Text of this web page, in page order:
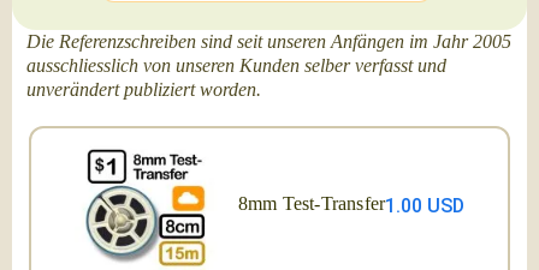
Die Referenzschreiben sind seit unseren Anfängen im Jahr 2005
ausschliesslich von unseren Kunden selber verfasst und
unverändert publiziert worden.
8mm Test-Transfer1.00 USD